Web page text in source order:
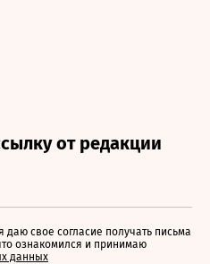
свое согласие получать письма
ознакомился и принимаю
данных